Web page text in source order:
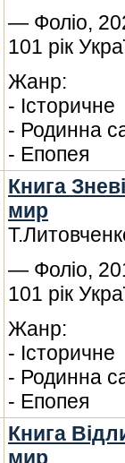
— Фоліо,
101 рік
Жанр:
- Історичне
- Родинна
- Епопея
Книга
мир
— Фоліо,
101 рік
Жанр:
- Історичне
- Родинна
- Епопея
Книга
мир